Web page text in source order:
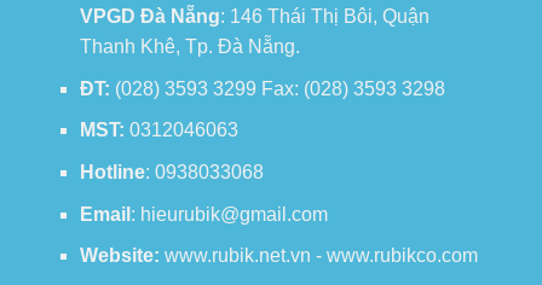
VPGD Đà Nẵng: 146 Thái Thị Bôi, Quận
Thanh Khê, Tp. Đà Nẵng.
ĐT: (028) 3593 3299 Fax: (028) 3593 3298
MST: 0312046063
Hotline: 0938033068
Email : hieurubik@gmail.com
Website: www.rubik.net.vn - www.rubikco.com